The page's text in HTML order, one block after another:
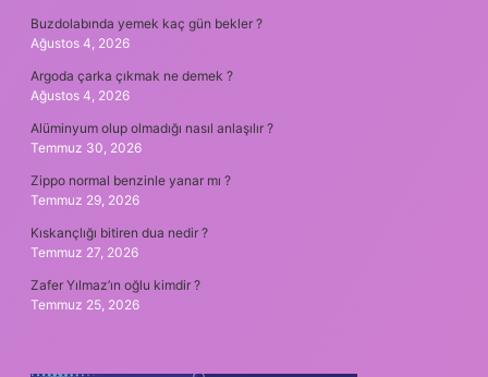
Buzdolabında yemek kaç gün bekler ?
Ağustos 4, 2026
Argoda çarka çıkmak ne demek ?
Ağustos 4, 2026
Alüminyum olup olmadığı nasıl anlaşılır ?
Temmuz 30, 2026
Zippo normal benzinle yanar mı ?
Temmuz 29, 2026
Kıskançlığı bitiren dua nedir ?
Temmuz 27, 2026
Zafer Yılmaz’ın oğlu kimdir ?
Temmuz 25, 2026